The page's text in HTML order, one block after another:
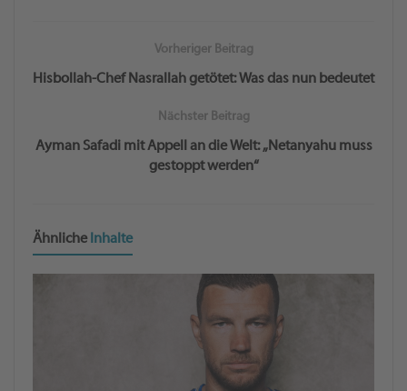
Vorheriger Beitrag
Hisbollah-Chef Nasrallah getötet: Was das nun bedeutet
Nächster Beitrag
Ayman Safadi mit Appell an die Welt: „Netanyahu muss
gestoppt werden“
Ähnliche Inhalte